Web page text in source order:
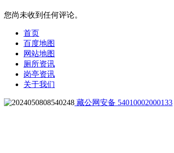
您尚未收到任何评论。
首页
百度地图
网站地图
厕所资讯
岗亭资讯
关于我们
藏公网安备 54010002000133